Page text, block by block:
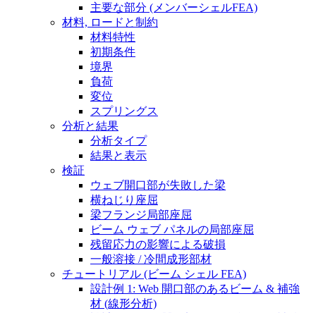
主要な部分 (メンバーシェルFEA)
材料, ロードと制約
材料特性
初期条件
境界
負荷
変位
スプリングス
分析と結果
分析タイプ
結果と表示
検証
ウェブ開口部が失敗した梁
横ねじり座屈
梁フランジ局部座屈
ビーム ウェブ パネルの局部座屈
残留応力の影響による破損
一般溶接 / 冷間成形部材
チュートリアル (ビーム シェル FEA)
設計例 1: Web 開口部のあるビーム & 補強
材 (線形分析)